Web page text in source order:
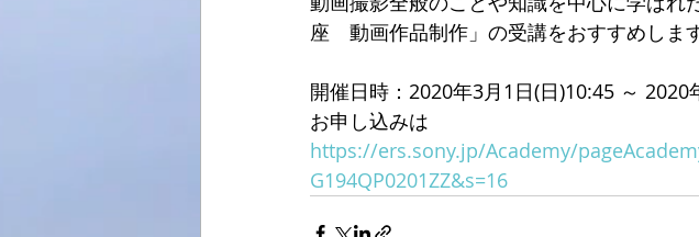
座　動画作品制作」の受講をおすすめします
開催日時：2020年3月1日(日)10:45 ～ 2020
お申し込みは
https://ers.sony.jp/Academy/
G194QP0201ZZ&s=16